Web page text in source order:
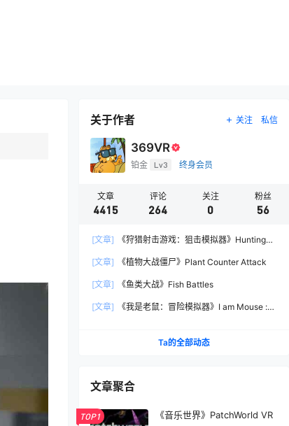
关于作者 关注 私信
369VR
铂金 Lv3 终身会员
文章
4415
评论
264
关注
0
粉丝
56
[文章]
《狩猎射击游戏：狙击模拟器》Hunting
[文章]
《植物大战僵尸》Plant Counter Attack
[文章] 《鱼类大战》Fish Battles
[文章]
《我是老鼠：冒险模拟器》I am Mouse :
Ta的全部动态
文章聚合
TOP1 《音乐世界》PatchWorld VR